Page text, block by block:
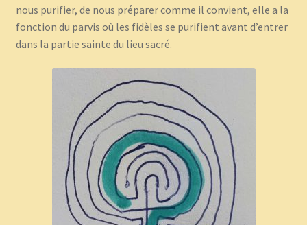
nous purifier, de nous préparer comme il convient, elle a la
fonction du parvis où les fidèles se purifient avant d’entrer
dans la partie sainte du lieu sacré.